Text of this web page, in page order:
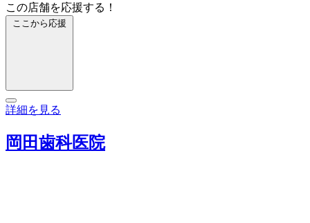
この店舗を応援する！
ここから応援
詳細を見る
岡田歯科医院